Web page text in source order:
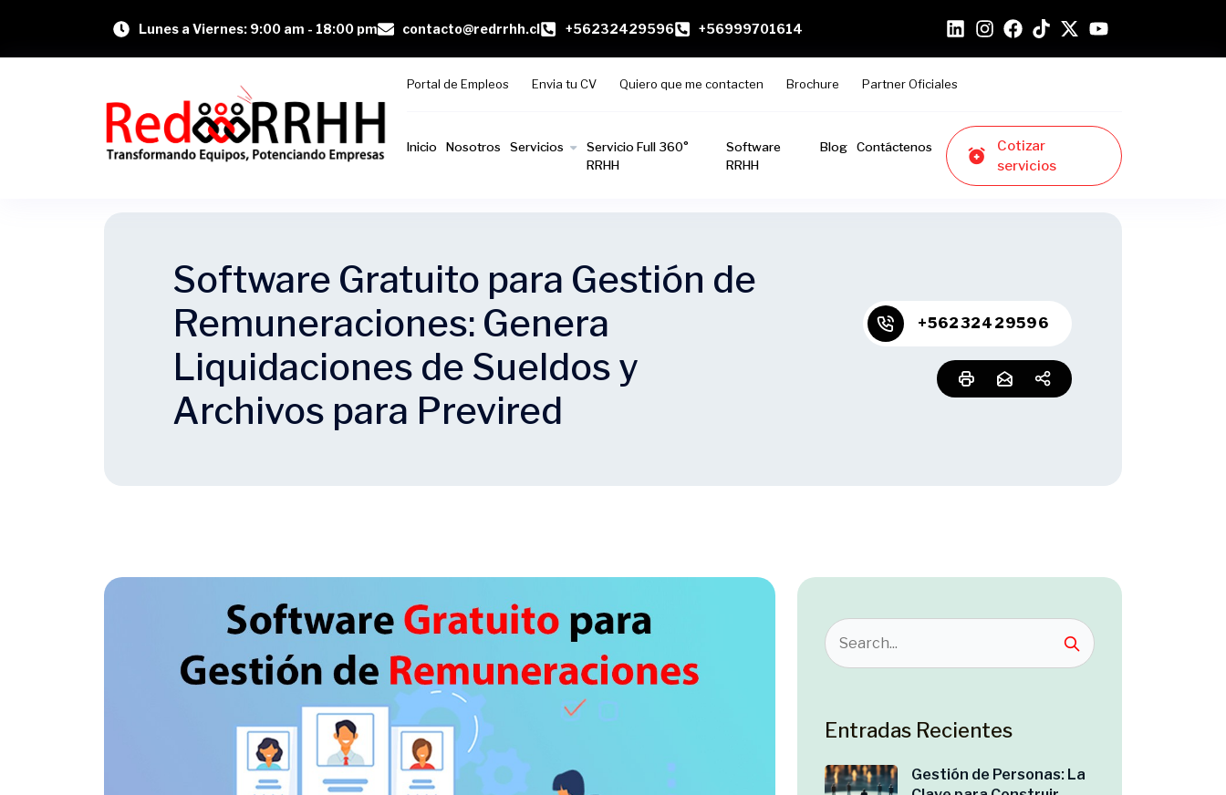
Lunes a Viernes: 9:00 am - 18:00 pm contacto@redrrhh.cl +56232429596 +56999701614
Portal de Empleos Envia tu CV Quiero que me contacten Brochure Partner Oficiales
Inicio Nosotros Servicios
Servicio Full 360°
RRHH
Software
RRHH
Blog Contáctenos
Cotizar
servicios
Software Gratuito para Gestión de
Remuneraciones: Genera
Liquidaciones de Sueldos y
Archivos para Previred
+56232429596
Entradas Recientes
Gestión de Personas: La